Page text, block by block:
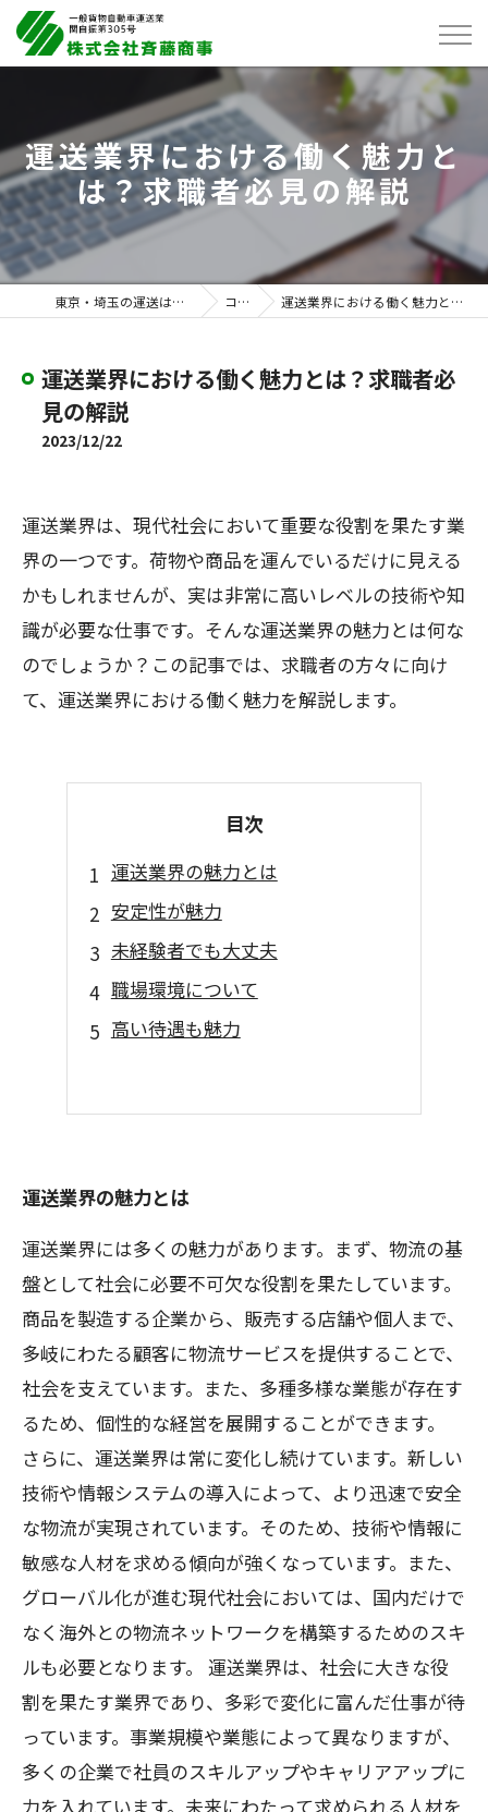
運送業界における働く魅力と
は？求職者必見の解説
東京・埼玉の運送は株式会社斉藤商事 コラム 運送業界における働く魅力とは？求職者必見の解説
運送業界における働く魅力とは？求職者必
見の解説
2023/12/22
運送業界は、現代社会において重要な役割を果たす業
界の一つです。荷物や商品を運んでいるだけに見える
かもしれませんが、実は非常に高いレベルの技術や知
識が必要な仕事です。そんな運送業界の魅力とは何な
のでしょうか？この記事では、求職者の方々に向け
て、運送業界における働く魅力を解説します。
目次
運送業界の魅力とは
安定性が魅力
未経験者でも大丈夫
職場環境について
高い待遇も魅力
運送業界の魅力とは
運送業界には多くの魅力があります。まず、物流の基
盤として社会に必要不可欠な役割を果たしています。
商品を製造する企業から、販売する店舗や個人まで、
多岐にわたる顧客に物流サービスを提供することで、
社会を支えています。また、多種多様な業態が存在す
るため、個性的な経営を展開することができます。
さらに、運送業界は常に変化し続けています。新しい
技術や情報システムの導入によって、より迅速で安全
な物流が実現されています。そのため、技術や情報に
敏感な人材を求める傾向が強くなっています。また、
グローバル化が進む現代社会においては、国内だけで
なく海外との物流ネットワークを構築するためのスキ
ルも必要となります。 運送業界は、社会に大きな役
割を果たす業界であり、多彩で変化に富んだ仕事が待
っています。事業規模や業態によって異なりますが、
多くの企業で社員のスキルアップやキャリアアップに
力を入れています。未来にわたって求められる人材を